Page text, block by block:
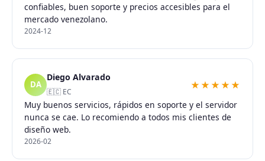
confiables, buen soporte y precios accesibles para el
mercado venezolano.
2024-12
DA
Diego Alvarado
🇪🇨 EC
★★★★★
Muy buenos servicios, rápidos en soporte y el servidor
nunca se cae. Lo recomiendo a todos mis clientes de
diseño web.
2026-02